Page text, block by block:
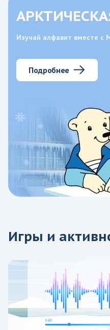
Изучай алфавит вместе с
Подробнее
Игры и